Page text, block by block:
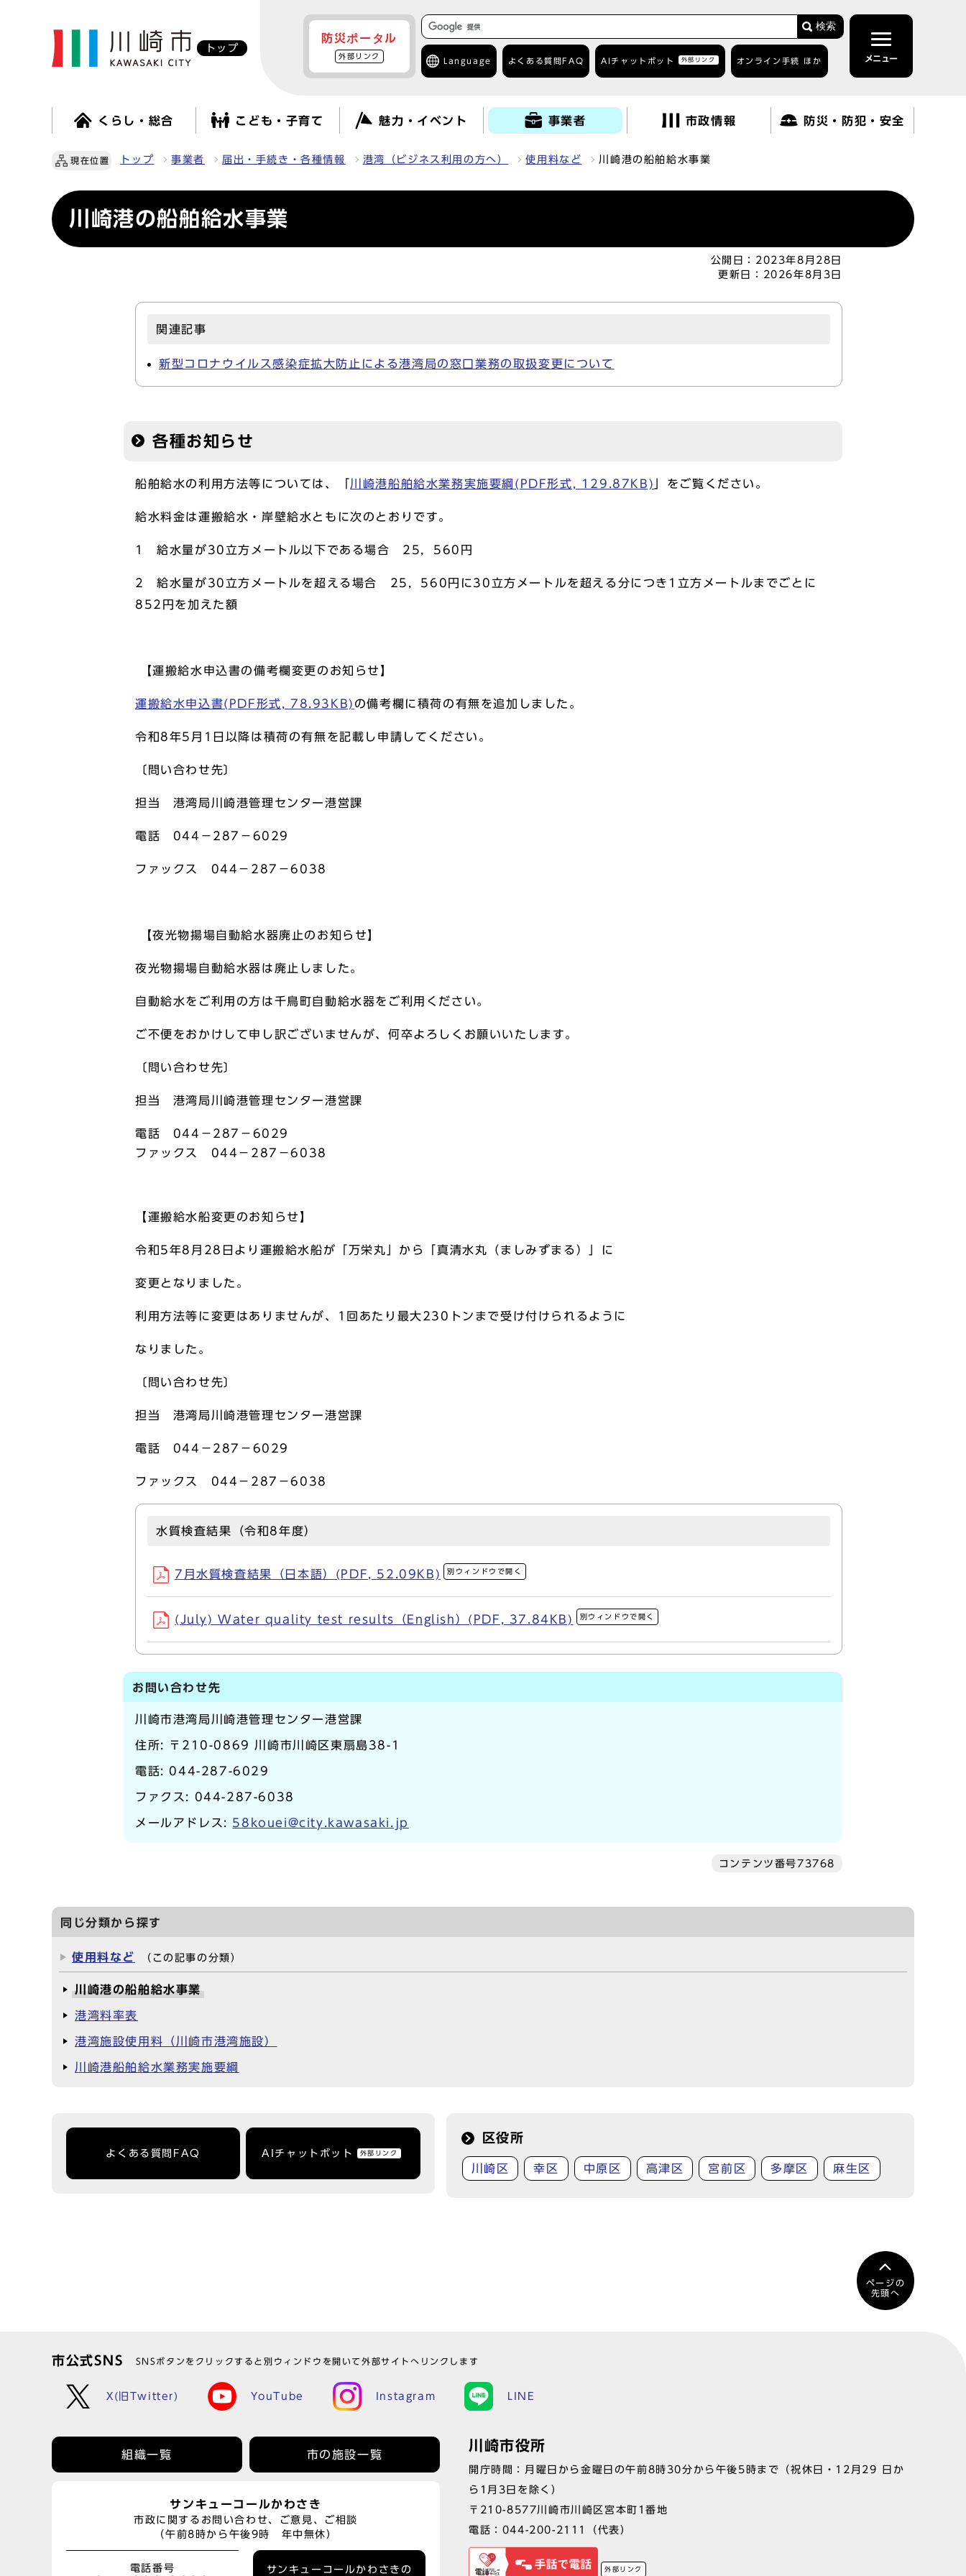
トップ
防災ポータル
外部リンク
検索
Language よくある質問 FAQ AIチャットボット 外部リンク オンライン手続 ほか メニュー
くらし・総合 こども・子育て 魅力・イベント 事業者 市政情報 防災・防犯・安全
現在位置 トップ 事業者 届出・手続き・各種情報 港湾（ビジネス利用の方へ） 使用料など 川崎港の船舶給水事業
川崎港の船舶給水事業
公開日： 2023年8月28日
更新日：
2026年8月3日
関連記事
新型コロナウイルス感染症拡大防止による港湾局の窓口業務の取扱変更について
各種お知らせ
船舶給水の利用方法等については、「 川崎港船舶給水業務実施要綱(PDF形式, 129.87KB) 」をご覧ください。
給水料金は運搬給水・岸壁給水ともに次のとおりです。
1 給水量が30立方メートル以下である場合 25，560円
2 給水量が30立方メートルを超える場合 25，560円に30立方メートルを超える分につき1立方メートルまでごとに
852円を加えた額
【運搬給水申込書の備考欄変更のお知らせ】
運搬給水申込書(PDF形式, 78.93KB) の備考欄に積荷の有無を追加しました。
令和8年5月1日以降は積荷の有無を記載し申請してください。
〔問い合わせ先〕
担当 港湾局川崎港管理センター港営課
電話 044－287－6029
ファックス 044－287－6038
【夜光物揚場自動給水器廃止のお知らせ】
夜光物揚場自動給水器は廃止しました。
自動給水をご利用の方は千鳥町自動給水器をご利用ください。
ご不便をおかけして申し訳ございませんが、何卒よろしくお願いいたします。
〔問い合わせ先〕
担当 港湾局川崎港管理センター港営課
電話 044－287－6029
ファックス 044－287－6038
【運搬給水船変更のお知らせ】
令和5年8月28日より運搬給水船が「万栄丸」から「真清水丸（ましみずまる）」に
変更となりました。
利用方法等に変更はありませんが、1回あたり最大230トンまで受け付けられるように
なりました。
〔問い合わせ先〕
担当 港湾局川崎港管理センター港営課
電話 044－287－6029
ファックス 044－287－6038
水質検査結果（令和8年度）
7月水質検査結果（日本語）(PDF, 52.09KB) 別ウィンドウで開く
(July) Water quality test results（English）(PDF, 37.84KB) 別ウィンドウで開く
お問い合わせ先
川崎市港湾局川崎港管理センター港営課
住所: 〒210-0869 川崎市川崎区東扇島38-1
電話: 044-287-6029
ファクス: 044-287-6038
メールアドレス: 58kouei@city.kawasaki.jp
コンテンツ番号73768
同じ分類から探す
使用料など （この記事の分類）
川崎港の船舶給水事業
港湾料率表
港湾施設使用料（川崎市港湾施設）
川崎港船舶給水業務実施要綱
よくある質問FAQ AIチャットボット 外部リンク
区役所
川崎区 幸区 中原区 高津区 宮前区 多摩区 麻生区
ページの
先頭へ
市公式SNS SNSボタンをクリックすると別ウィンドウを開いて外部サイトへリンクします
X(旧Twitter) YouTube Instagram LINE
組織一覧 市の施設一覧
サンキューコールかわさき
市政に関するお問い合わせ、ご意見、ご相談
（午前8時から午後9時 年中無休）
電話番号 サンキューコールかわさきの
川崎市役所
開庁時間：月曜日から金曜日の午前8時30分から午後5時まで（祝休日・12月29 日か
ら1月3日を除く）
〒210-8577川崎市川崎区宮本町1番地
電話： 044-200-2111 （代表）
外部リンク